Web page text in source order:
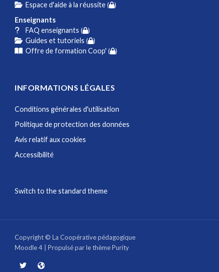
Espace d'aide à la réussite( )
Enseignants
FAQ enseignants ( )
Guides et tutoriels ( )
Offre de formation Coop' ( )
INFORMATIONS LÉGALES
Conditions générales d'utilisation
Politique de protection des données
Avis relatif aux cookies
Accessibilité
Switch to the standard theme
Copyright © La Coopérative pédagogique
Moodle 4 | Propulsé par le thèmePurity